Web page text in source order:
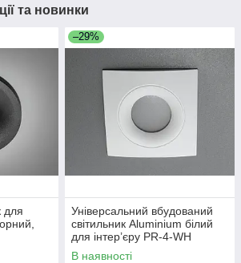
та новинки
для
–29%
Універсальний вбудований
світильник Aluminium білий
для інтер’єру PR-4-WH
В наявності